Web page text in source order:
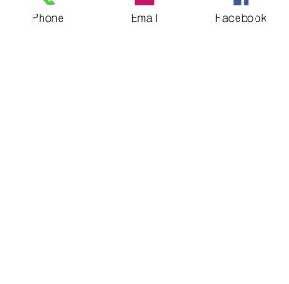
Places limitées :
22 participants
Phone Email Facebook